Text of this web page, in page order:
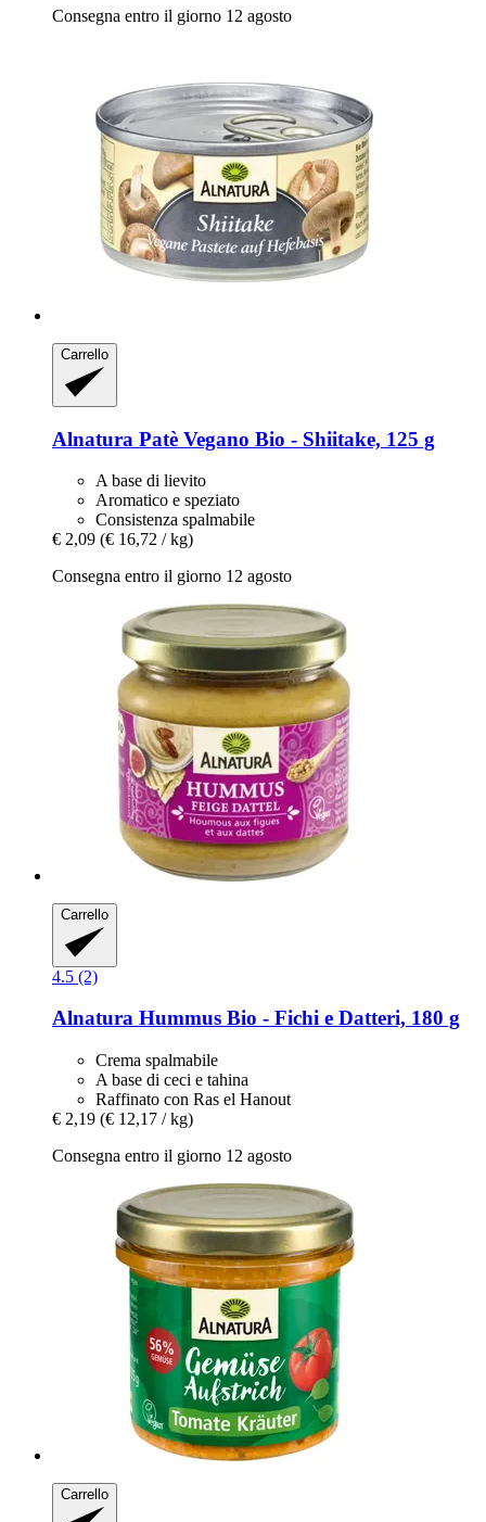
Consegna entro il giorno 12 agosto
Carrello
Alnatura Patè Vegano Bio -​ Shiitake, 125 g
A base di lievito
Aromatico e speziato
Consistenza spalmabile
€ 2,09 (€ 16,72 / kg)
Consegna entro il giorno 12 agosto
Carrello
4.5 (2)
Alnatura Hummus Bio -​ Fichi e Datteri, 180 g
Crema spalmabile
A base di ceci e tahina
Raffinato con Ras el Hanout
€ 2,19 (€ 12,17 / kg)
Consegna entro il giorno 12 agosto
Carrello